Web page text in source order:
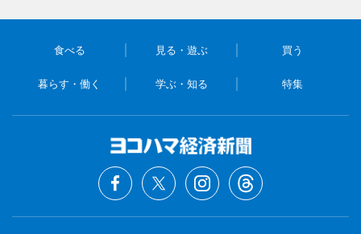
食べる 見る・遊ぶ 買う
暮らす・働く 学ぶ・知る 特集